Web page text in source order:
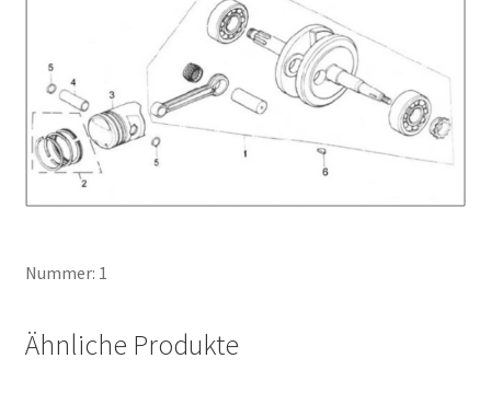
Nummer: 1
Ähnliche Produkte